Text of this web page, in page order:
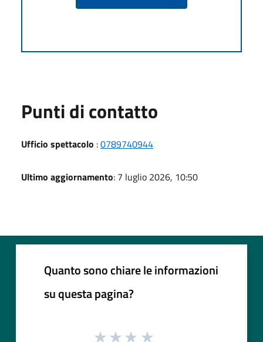
Punti di contatto
Ufficio spettacolo :0789740944
Ultimo aggiornamento: 7 luglio 2026, 10:50
Quanto sono chiare le informazioni
su questa pagina?